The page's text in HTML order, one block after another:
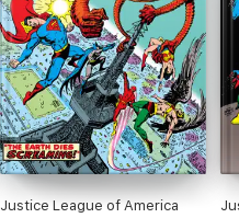
Justice League of America